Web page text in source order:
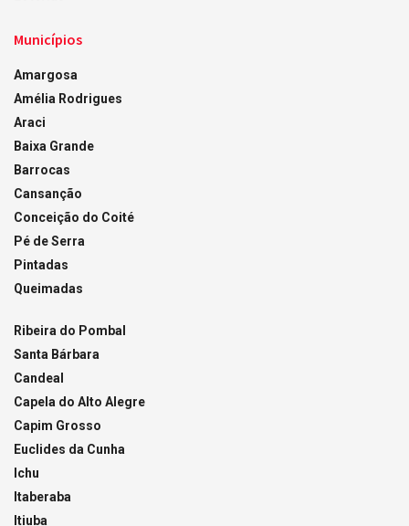
Municípios
Amargosa
Amélia Rodrigues
Araci
Baixa Grande
Barrocas
Cansanção
Conceição do Coité
Pé de Serra
Pintadas
Queimadas
Ribeira do Pombal
Santa Bárbara
Candeal
Capela do Alto Alegre
Capim Grosso
Euclides da Cunha
Ichu
Itaberaba
Itiuba